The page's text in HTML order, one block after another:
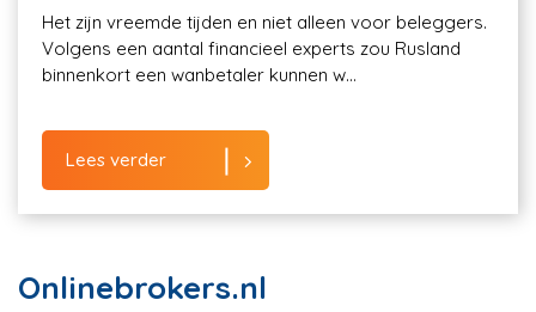
Het zijn vreemde tijden en niet alleen voor beleggers.
Volgens een aantal financieel experts zou Rusland
binnenkort een wanbetaler kunnen w...
Lees verder
Onlinebrokers.nl